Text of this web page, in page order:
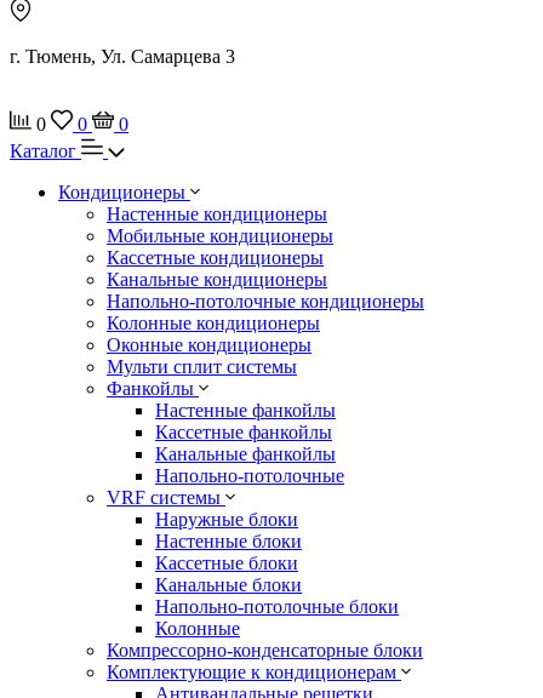
г. Тюмень, Ул. Самарцева 3
0 0
0
Каталог
Кондиционеры
Настенные кондиционеры
Мобильные кондиционеры
Кассетные кондиционеры
Канальные кондиционеры
Напольно-потолочные кондиционеры
Колонные кондиционеры
Оконные кондиционеры
Мульти сплит системы
Фанкойлы
Настенные фанкойлы
Кассетные фанкойлы
Канальные фанкойлы
Напольно-потолочные
VRF системы
Наружные блоки
Настенные блоки
Кассетные блоки
Канальные блоки
Напольно-потолочные блоки
Колонные
Компрессорно-конденсаторные блоки
Комплектующие к кондиционерам
Антивандальные решетки